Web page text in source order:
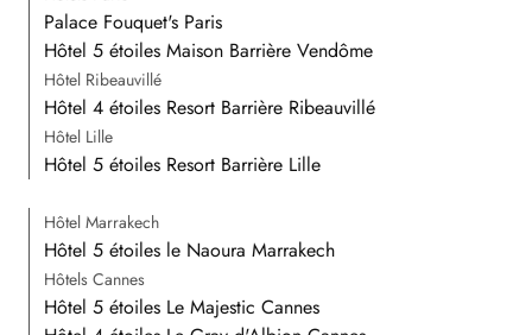
Palace Fouquet's Paris
Hôtel 5 étoiles Maison Barrière Vendôme
Hôtel Ribeauvillé
Hôtel 4 étoiles Resort Barrière Ribeauvillé
Hôtel Lille
Hôtel 5 étoiles Resort Barrière Lille
Hôtel Marrakech
Hôtel 5 étoiles le Naoura Marrakech
Hôtels Cannes
Hôtel 5 étoiles Le Majestic Cannes